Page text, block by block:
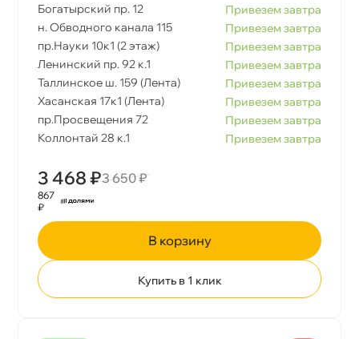
Богатырский пр. 12
Привезем завтра
н. Обводного канала 115
Привезем завтра
пр.Науки 10к1 (2 этаж)
Привезем завтра
Ленинский пр. 92 к.1
Привезем завтра
Таллинское ш. 159 (Лента)
Привезем завтра
Хасанская 17к1 (Лента)
Привезем завтра
пр.Просвещения 72
Привезем завтра
Коллонтай 28 к.1
Привезем завтра
3 468 ₽3 650 ₽
867
₽
корзину
Купить в 1 клик